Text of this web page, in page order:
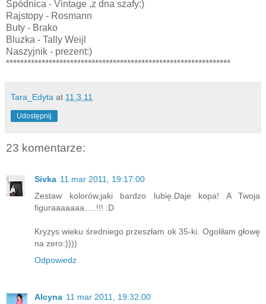
Spódnica - Vintage ,z dna szafy:)
Rajstopy - Rosmann
Buty - Brako
Bluzka - Tally Weijl
Naszyjnik - prezent:)
***************************************************************
Tara_Edyta at 11.3.11
Udostępnij
23 komentarze:
Sivka 11 mar 2011, 19:17:00
Zestaw kolorów,jaki bardzo lubię.Daje kopa! A Twoja
figuraaaaaaa.....!!! :D
Kryzys wieku średniego przeszłam ok 35-ki. Ogoliłam głowę
na zero:))))
Odpowiedz
Alcyna 11 mar 2011, 19:32:00